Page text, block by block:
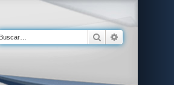
Buscar